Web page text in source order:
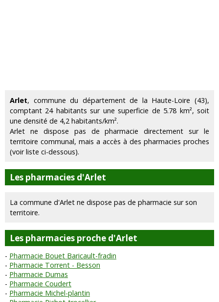
Arlet, commune du département de la Haute-Loire (43),
comptant 24 habitants sur une superficie de 5.78 km², soit
une densité de 4,2 habitants/km².
Arlet ne dispose pas de pharmacie directement sur le
territoire communal, mais a accès à des pharmacies proches
(voir liste ci-dessous).
Les pharmacies d'Arlet
La commune d'Arlet ne dispose pas de pharmacie sur son
territoire.
Les pharmacies proche d'Arlet
Pharmacie Bouet Baricault-fradin
Pharmacie Torrent - Besson
Pharmacie Dumas
Pharmacie Coudert
Pharmacie Michel-plantin